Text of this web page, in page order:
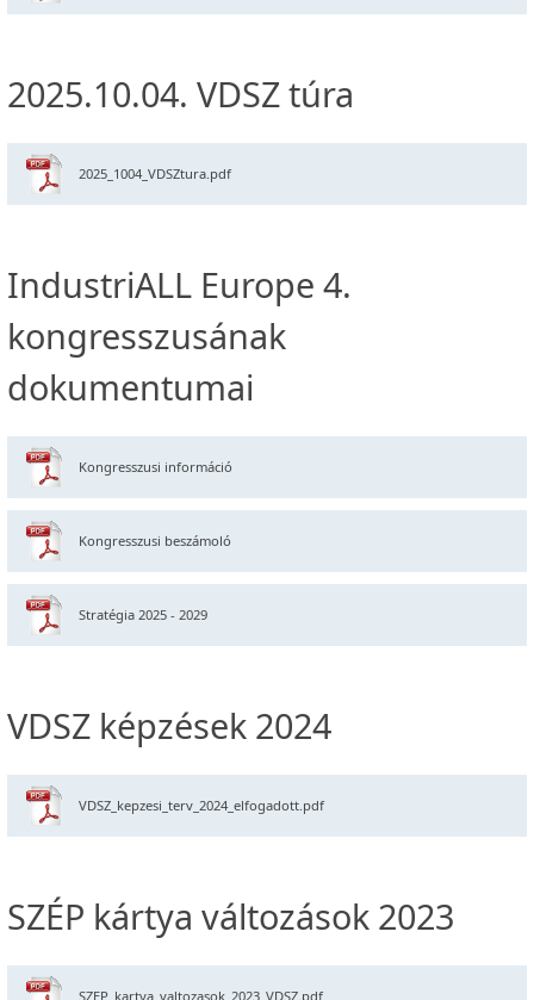
2025.10.04. VDSZ túra
2025_1004_VDSZtura.pdf
IndustriALL Europe 4.
kongresszusának
dokumentumai
Kongresszusi információ
Kongresszusi beszámoló
Stratégia 2025 - 2029
VDSZ képzések 2024
VDSZ_kepzesi_terv_2024_elfogadott.pdf
SZÉP kártya változások 2023
SZEP_kartya_valtozasok_2023_VDSZ.pdf